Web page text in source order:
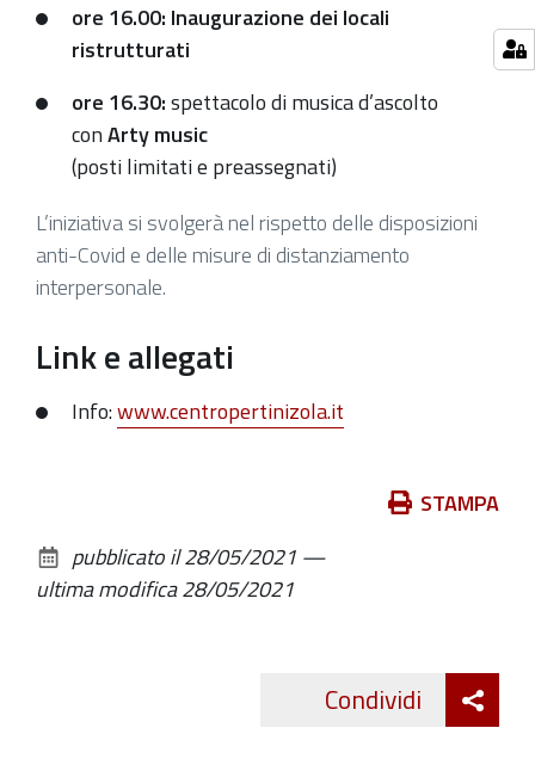
ore 16.00: Inaugurazione dei locali
ristrutturati
ore 16.30:spettacolo di musica d’ascolto
conArty music
(posti limitati e preassegnati)
L’iniziativa si svolgerà nel rispetto delle disposizioni
anti-Covid e delle misure di distanziamento
interpersonale.
Link e allegati
Info:www.centropertinizola.it
documento
STAMPA
pubblicato il28/05/2021 —
ultima modifica28/05/2021
Condividi